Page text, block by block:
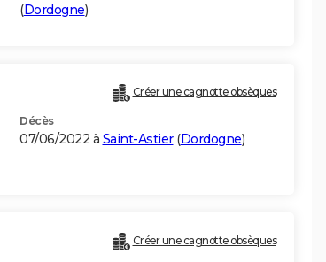
(Dordogne)
Créer une cagnotte obsèques
Décès
07/06/2022 à Saint-Astier(Dordogne)
Créer une cagnotte obsèques